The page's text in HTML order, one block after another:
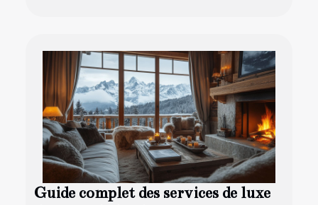
Guide complet des services de luxe